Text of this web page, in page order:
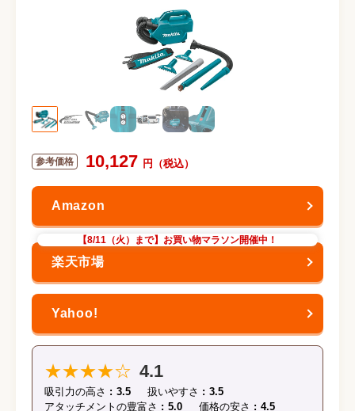
10,127
【8/11（火）まで】お買い物マラソン開催中！
★★★★☆ 4.1
吸引力の高さ 3.5 扱いやすさ
3.5
アタッチメントの豊富さ
5.0 価格の安さ 4.5